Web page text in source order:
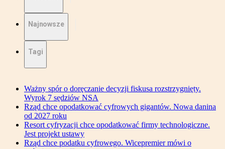
Najnowsze
Tagi
Ważny spór o doręczanie decyzji fiskusa rozstrzygnięty.
Wyrok 7 sędziów NSA
Rząd chce opodatkować cyfrowych gigantów. Nowa danina
od 2027 roku
Resort cyfryzacji chce opodatkować firmy technologiczne.
Jest projekt ustawy
Rząd chce podatku cyfrowego. Wicepremier mówi o